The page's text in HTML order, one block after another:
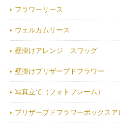
フラワーリース
ウェルカムリース
壁掛けアレンジ スワッグ
壁掛けプリザーブドフラワー
写真立て（フォトフレーム）
プリザーブドフラワーボックスア